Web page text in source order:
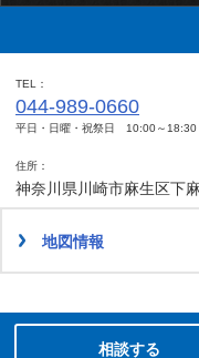
TEL
044-989-0660
平日・日曜・祝祭日 10:00～18:30
住所
神奈川県川崎市麻生区下
地図情報
Copyright(C)2008-
相談する